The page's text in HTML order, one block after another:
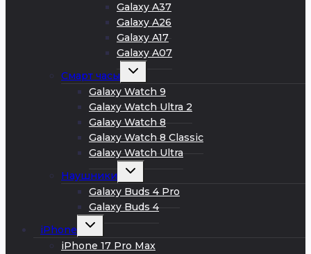
Galaxy A37
Galaxy A26
Galaxy A17
Galaxy A07
Смарт часы
Развернуть
меню
Galaxy Watch 9
Galaxy Watch Ultra 2
Galaxy Watch 8
Galaxy Watch 8 Classic
Galaxy Watch Ultra
Наушники
Развернуть
меню
Galaxy Buds 4 Pro
Galaxy Buds 4
iPhone
Развернуть
меню
iPhone 17 Pro Max